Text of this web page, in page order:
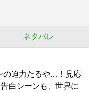
ネタバレ
の迫力たるや…！見応
白シーンも、世界に